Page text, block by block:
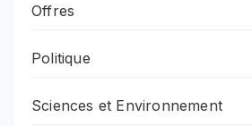
Offres
Politique
Sciences et Environnement